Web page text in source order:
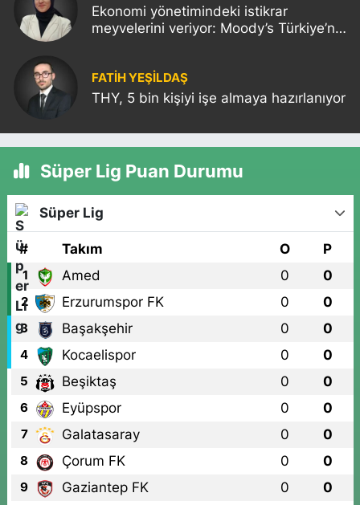
Ekonomi yönetimindeki istikrar
meyvelerini veriyor: Moody’s Türkiye’nin
FATIH YEŞİLDAŞ
THY, 5 bin kişiyi işe almaya hazırlanıyor
Süper Lig Puan Durumu
Süper Lig
# Takım O P
1 Amed 0 0
2 Erzurumspor FK 0 0
3 Başakşehir 0 0
4 Kocaelispor 0 0
5 Beşiktaş 0 0
6 Eyüpspor 0 0
7 Galatasaray 0 0
8 Çorum FK 0 0
9 Gaziantep FK 0 0